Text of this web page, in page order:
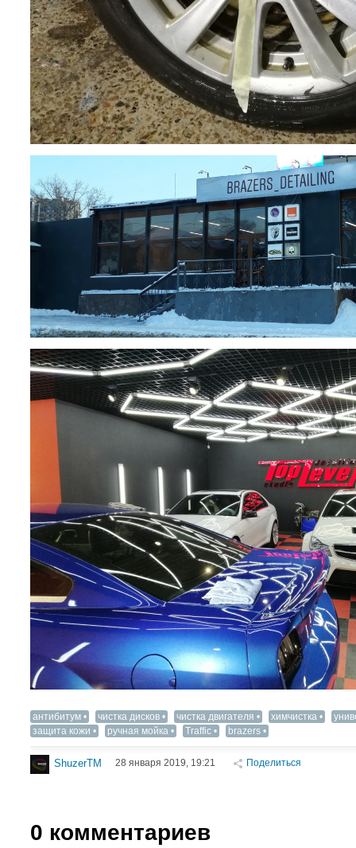
антибитум чистка дисков чистка двигателя химчистка
защита кожи
ручная мойка Traffic brazers
ShuzerTM 28 января 2019, 19:21 Поделиться
0 комментариев